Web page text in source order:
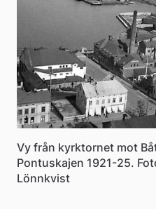
Vy från kyrktornet mot
Pontuskajen 1921-25. Foto: Ingenjör Viktor
Lönnkvist